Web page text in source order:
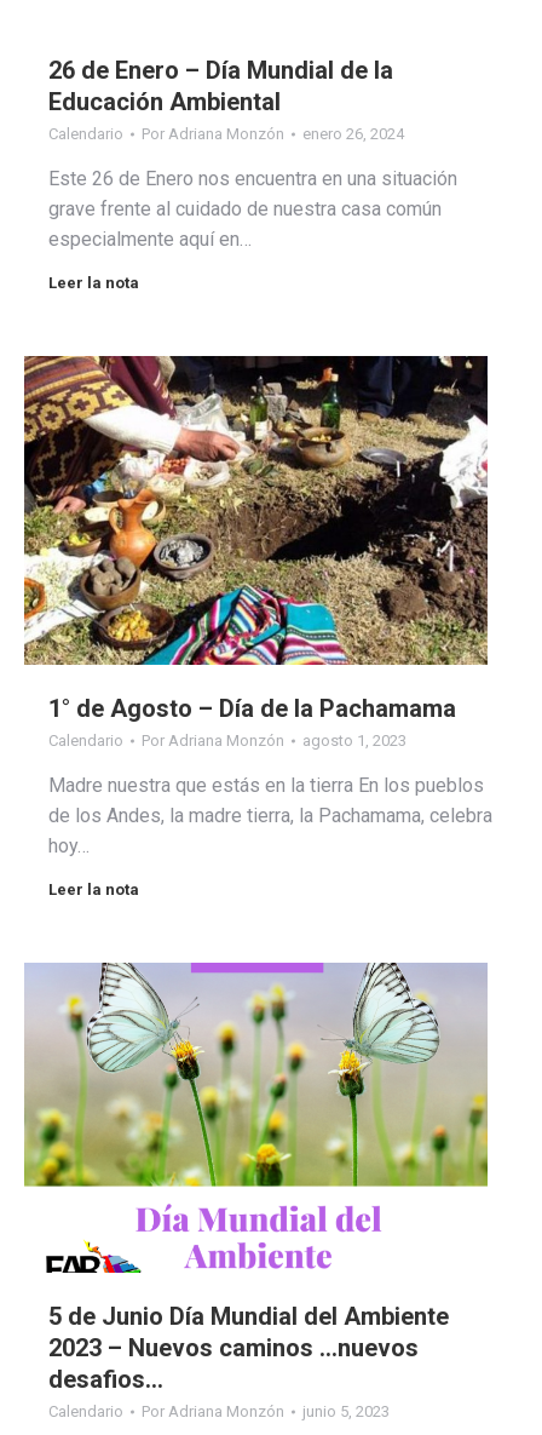
26 de Enero – Día Mundial de la
Educación Ambiental
Calendario Por Adriana Monzón enero 26, 2024
Este 26 de Enero nos encuentra en una situación
grave frente al cuidado de nuestra casa común
especialmente aquí en…
Leer la nota
1° de Agosto – Día de la Pachamama
Calendario Por Adriana Monzón agosto 1, 2023
Madre nuestra que estás en la tierra En los pueblos
de los Andes, la madre tierra, la Pachamama, celebra
hoy…
Leer la nota
5 de Junio Día Mundial del Ambiente
2023 – Nuevos caminos …nuevos
desafios…
Calendario Por Adriana Monzón junio 5, 2023